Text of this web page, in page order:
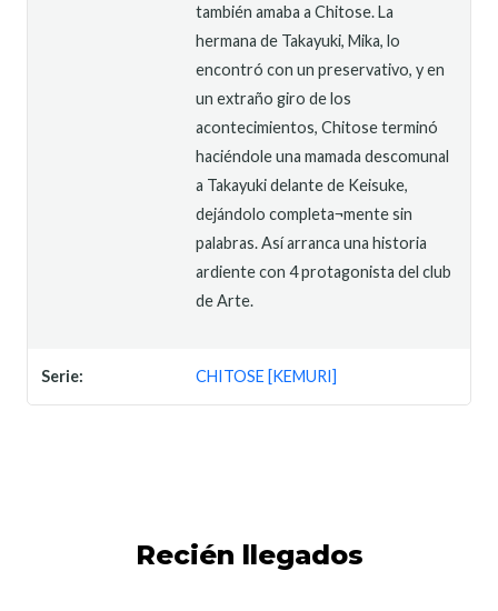
también amaba a Chitose. La
hermana de Takayuki, Mika, lo
encontró con un preservativo, y en
un extraño giro de los
acontecimientos, Chitose terminó
haciéndole una mamada descomunal
a Takayuki delante de Keisuke,
dejándolo completa¬mente sin
palabras. Así arranca una historia
ardiente con 4 protagonista del club
de Arte.
Serie: CHITOSE [KEMURI]
Recién llegados